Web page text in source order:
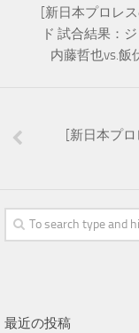
[新日本プロレ
ド 試合結果：
内藤哲也vs.飯
[新日本プ
最近の投稿